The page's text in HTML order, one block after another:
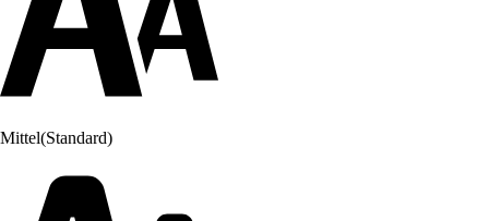
Mittel(Standard)